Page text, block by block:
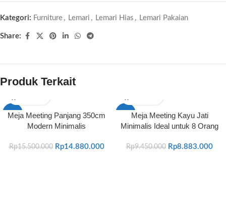
Kategori: Furniture , Lemari , Lemari Hias , Lemari Pakaian
Share:
Produk Terkait
-4%
Meja Meeting Panjang 350cm
Modern Minimalis
Rp15.500.000 Rp14.880.000
Meja Meeting Kayu Jati
Minimalis Ideal untuk 8 Orang
Rp9.450.000 Rp8.883.000